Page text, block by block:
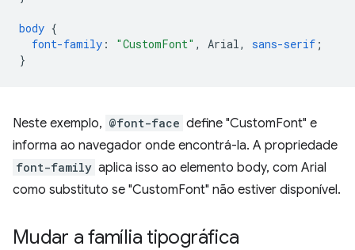
body {
font-family : "CustomFont" , Arial, sans-serif ;
}
Neste exemplo, @font-face define "CustomFont" e
informa ao navegador onde encontrá-la. A propriedade
font-family aplica isso ao elemento body, com Arial
como substituto se "CustomFont" não estiver disponível.
Mudar a família tipográfica